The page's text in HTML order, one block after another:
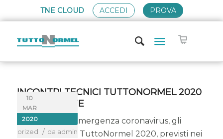
TNE CLOUD ACCEDI PROVA
INCONTRI TECNICI TUTTONORMEL 2020
– RINVIO DATE
10
MAR
2020
/ da admin
A seguito dell’emergenza coronavirus, gli
Incontri Tecnici TuttoNormel 2020, previsti nei